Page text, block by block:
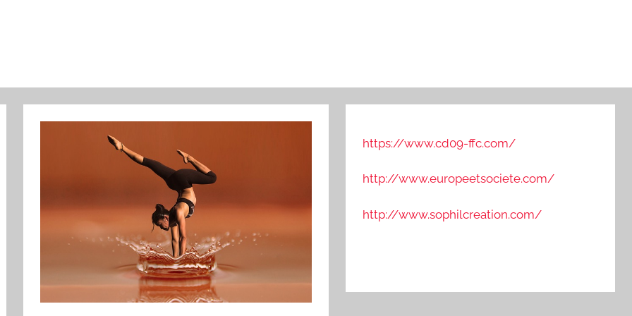
https://www.cd09-ffc.com/
http://www.europeetsociete.com/
http://www.sophilcreation.com/